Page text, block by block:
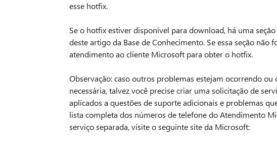
esse hotfix.
Se o hotfix estiver disponível para download, há uma
deste artigo da Base de Conhecimento. Se essa seção
atendimento ao cliente Microsoft para obter o hotfix.
Observação: caso outros problemas estejam ocorrendo
necessária, talvez você precise criar uma solicitação de
aplicados a questões de suporte adicionais e problemas
lista completa dos números de telefone do Atendimento
serviço separada, visite o seguinte site da Microsoft: